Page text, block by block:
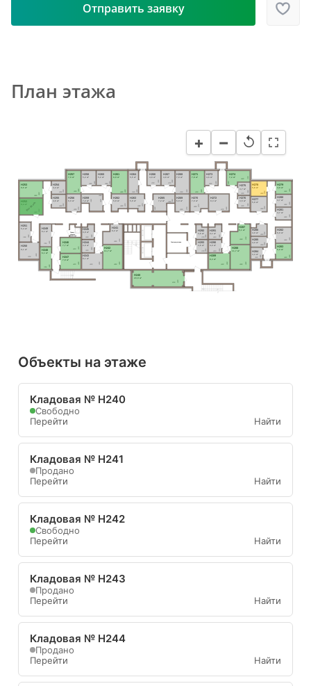
Отправить заявку
План этажа
+ − ↺
2430
2430
2000
1920
1920
2330
2330
1240
1600
1800
2460
2460
2460
2460
2500
2500
2500
2500
1870
3140
3820
2010
2010
1730
1980
1880
3170
2180
3630
2480
2200
2280
2280
3600
2630
3600
2630
1360
2280
3600
2480
2480
2200
2200
2200
3660
3600
2280
2280
1360 2630
2000
2060
2600
3140
3820
1910
1840
2000
2500
2420
1840
2000
2500
3480
3480
3060
2600
3100
8100
1750
2030
2180
2180
2110
2100
1840
2050
2280
3600
Помещ.
уборочн.
инвентаря
Электрощитовая
Н240
20,9 м²
Н264
5,5 м²
Н263
5,9 м²
Н241
8,2 м²
Н242
11,7 м²
Н243
8,1 м²
Н244
3,8 м²
Н245
3,9 м²
Н246
7,7 м²
Н247
7,8 м²
Н248
6,1 м²
Н249
6,1 м²
Н250
8,1 м²
Н251
5,4 м²
Н252
9,4 м²
Н253
9,5 м²
Н254
4,4 м²
Н255
4,6 м²
Н256
6,0 м²
Н257
7,9 м²
Н258
5,2 м²
Н259
7,2 м²
Н260
5,2 м²
Н261
8,9 м²
Н262
5,9 м²
Н265
7,2 м²
Н266
4,8 м²
Н267
4,8 м²
Н268
7,8 м²
Н269
5,9 м²
Н270
7,0 м²
Н271
7,8 м²
Н272
8,3 м²
Н273
4,6 м²
Н274
7,2 м²
Н275
3,7 м²
Н276
3,5 м² Н277
5,8 м²
Н278
5,8 м²
Н279
4,9 м²
Н280
4,7 м²
Н281
4,7 м²
Н282
6,0 м²
Н283
6,0 м²
Н284
3,3 м²
Н285
4,0 м²
Н286
4,0 м²
Н287
8,1 м²
Н288
11,7 м²
Н289
8,3 м²
Н290
4,0 м²
Н291
4,1 м²
Н292
3,6 м²
Н293
3,6 м²
Вы здесь
Объекты на этаже
Кладовая № Н240
Свободно
Перейти
Найти
Кладовая № Н241
Продано
Перейти
Найти
Кладовая № Н242
Свободно
Перейти
Найти
Кладовая № Н243
Продано
Перейти
Найти
Кладовая № Н244
Продано
Перейти
Найти